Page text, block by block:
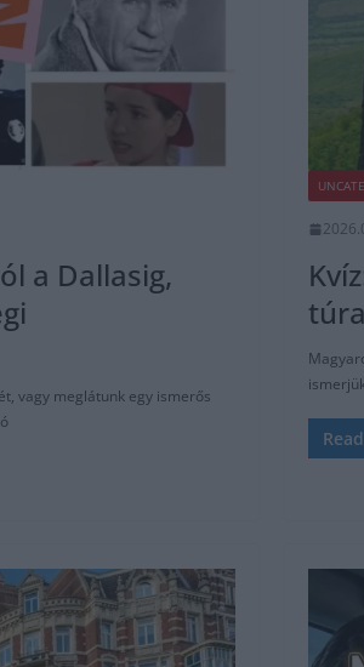
a Dallasig,
vagy meglátunk egy ismerős